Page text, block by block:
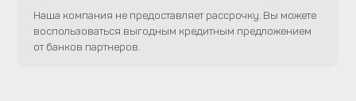
Наша компания не предоставляет рассрочку. Вы можете
воспользоваться выгодным кредитным предложением
от банков партнеров.